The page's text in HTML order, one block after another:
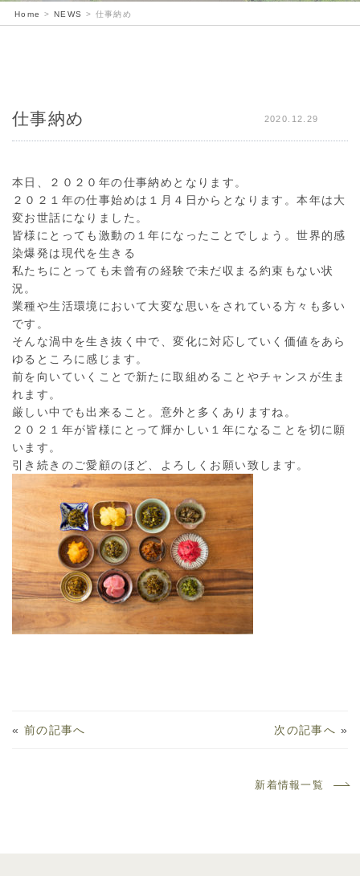
Home > NEWS > 仕事納め
仕事納め 2020.12.29
本日、２０２０年の仕事納めとなります。
２０２１年の仕事始めは１月４日からとなります。本年は大
変お世話になりました。
皆様にとっても激動の１年になったことでしょう。世界的感
染爆発は現代を生きる
私たちにとっても未曾有の経験で未だ収まる約束もない状
況。
業種や生活環境において大変な思いをされている方々も多い
です。
そんな渦中を生き抜く中で、変化に対応していく価値をあら
ゆるところに感じます。
前を向いていくことで新たに取組めることやチャンスが生ま
れます。
厳しい中でも出来ること。意外と多くありますね。
２０２１年が皆様にとって輝かしい１年になることを切に願
います。
引き続きのご愛顧のほど、よろしくお願い致します。
« 前の記事へ 次の記事へ »
新着情報一覧